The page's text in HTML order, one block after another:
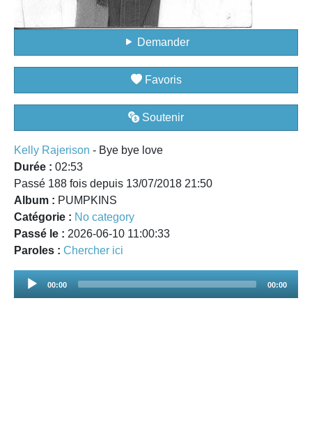
Demander
Favoris
Soutenir
Kelly Rajerison - Bye bye love
Durée : 02:53
Passé 188 fois depuis 13/07/2018 21:50
Album : PUMPKINS
Catégorie : No category
Passé le : 2026-06-10 11:00:33
Paroles : Chercher ici
Audio
00:00 00:00